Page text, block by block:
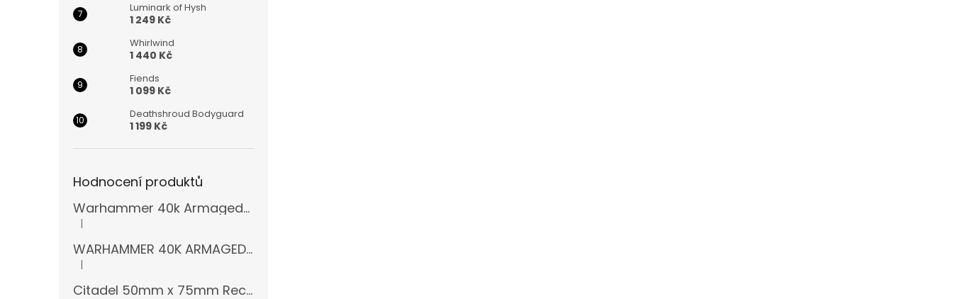
Luminark of Hysh
1 249 Kč
Whirlwind
1 440 Kč
Fiends
1 099 Kč
Deathshroud Bodyguard
1 199 Kč
Hodnocení produktů
Warhammer 40k Armageddon Orks (Bazar)
Hodnocení produktu je 5 z 5 hvězdiček.
|
WARHAMMER 40K ARMAGEDDON 11 EDICE
Hodnocení produktu je 5 z 5 hvězdiček.
|
Citadel 50mm x 75mm Rectangular Bases